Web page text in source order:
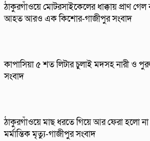
ঠাকুরগাঁওয়ে মোটরসাইকেলের ধাক্কায় প্রাণ
আহত আরও এক কিশোর-গাজীপুর সংবাদ
কাপাসিয়া ৫ শত লিটার চুলাই মদসহ নারী ও
সংবাদ
ঠাকুরগাঁওয়ে মাছ ধরতে গিয়ে আর ফেরা হলো না
মর্মান্তিক মৃত্যু-গাজীপুর সংবাদ